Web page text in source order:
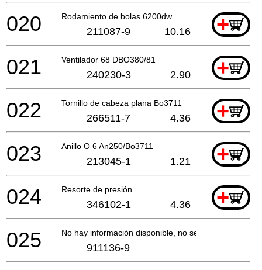
Rodamiento de bolas 6200dw +
020 211087-9 10.16
Ventilador 68 DBO380/81 +
021 240230-3 2.90
Tornillo de cabeza plana Bo3711 +
022 266511-7 4.36
Anillo O 6 An250/Bo3711 +
023 213045-1 1.21
Resorte de presión +
024 346102-1 4.36
No hay información disponible, no se puede pedir
025 911136-9